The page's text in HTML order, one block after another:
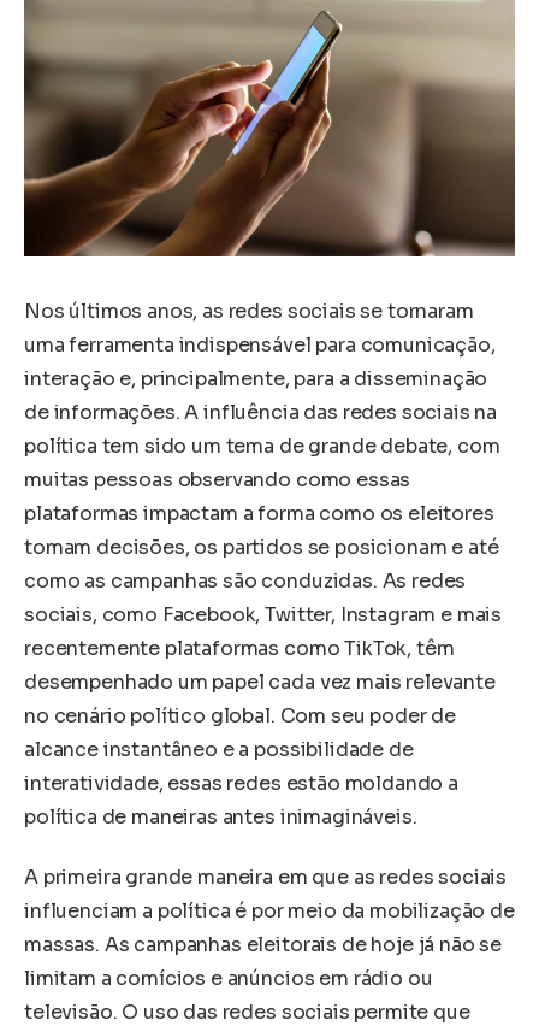
Nos últimos anos, as redes sociais se tornaram
uma ferramenta indispensável para comunicação,
interação e, principalmente, para a disseminação
de informações. A influência das redes sociais na
política tem sido um tema de grande debate, com
muitas pessoas observando como essas
plataformas impactam a forma como os eleitores
tomam decisões, os partidos se posicionam e até
como as campanhas são conduzidas. As redes
sociais, como Facebook, Twitter, Instagram e mais
recentemente plataformas como TikTok, têm
desempenhado um papel cada vez mais relevante
no cenário político global. Com seu poder de
alcance instantâneo e a possibilidade de
interatividade, essas redes estão moldando a
política de maneiras antes inimagináveis.
A primeira grande maneira em que as redes sociais
influenciam a política é por meio da mobilização de
massas. As campanhas eleitorais de hoje já não se
limitam a comícios e anúncios em rádio ou
televisão. O uso das redes sociais permite que